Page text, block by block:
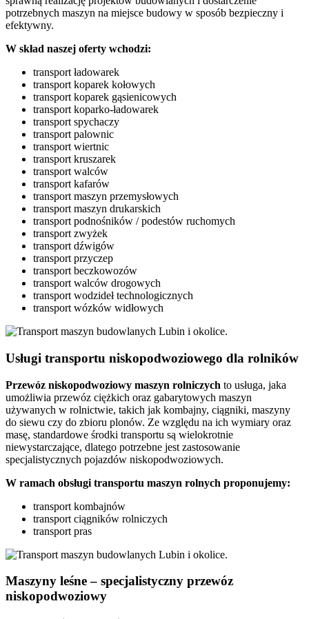
potrzebnych maszyn na miejsce budowy w sposób bezpieczny i
efektywny.
W skład naszej oferty wchodzi:
transport ładowarek
transport koparek kołowych
transport koparek gąsienicowych
transport koparko-ładowarek
transport spychaczy
transport palownic
transport wiertnic
transport kruszarek
transport walców
transport kafarów
transport maszyn przemysłowych
transport maszyn drukarskich
transport podnośników / podestów ruchomych
transport zwyżek
transport dźwigów
transport przyczep
transport beczkowozów
transport walców drogowych
transport wodzideł technologicznych
transport wózków widłowych
Usługi transportu niskopodwoziowego dla rolników
Przewóz niskopodwoziowy maszyn rolniczych to usługa, jaka
umożliwia przewóz ciężkich oraz gabarytowych maszyn
używanych w rolnictwie, takich jak kombajny, ciągniki, maszyny
do siewu czy do zbioru plonów. Ze względu na ich wymiary oraz
masę, standardowe środki transportu są wielokrotnie
niewystarczające, dlatego potrzebne jest zastosowanie
specjalistycznych pojazdów niskopodwoziowych.
W ramach obsługi transportu maszyn rolnych proponujemy:
transport kombajnów
transport ciągników rolniczych
transport pras
Maszyny leśne – specjalistyczny przewóz
niskopodwoziowy